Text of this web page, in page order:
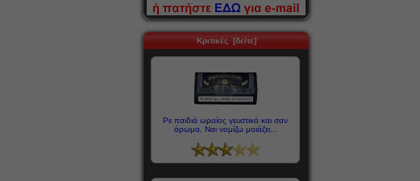
Κριτικές [δείτε]
Ρε παιδιά ωραίος γευστικά και σαν
άρωμα. Ναι νομίζω μοιάζει...